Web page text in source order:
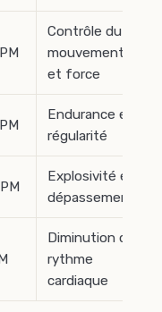
Contrôle du
mouvement
et force
Endurance et
régularité
Explosivité et
dépassement
Diminution du
rythme
cardiaque